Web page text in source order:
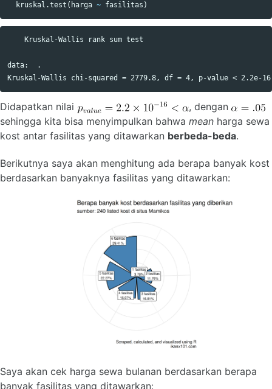
kruskal.test ( harga ~ fasilitas )
    Kruskal-Wallis rank sum test
data:  .
Didapatkan nilai
, dengan
sehingga kita bisa menyimpulkan bahwa mean harga sewa
kost antar fasilitas yang ditawarkan berbeda-beda.
Berikutnya saya akan menghitung ada berapa banyak kost
berdasarkan banyaknya fasilitas yang ditawarkan:
Saya akan cek harga sewa bulanan berdasarkan berapa
banyak fasilitas yang ditawarkan: